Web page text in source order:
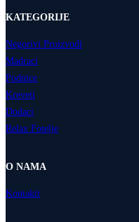
KATEGORIJE
Negorivi Proizvodi
Madraci
Podnice
Kreveti
Dodaci
Relax Fotelje
O NAMA
Kontakti